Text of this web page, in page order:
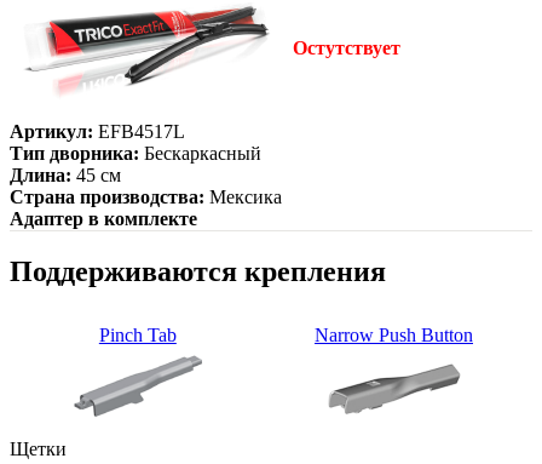
Остутствует
Артикул: EFB4517L
Тип дворника: Бескаркасный
Длина: 45 см
Страна производства: Мексика
Адаптер в комплекте
Поддерживаются крепления
Pinch Tab Narrow Push Button
Щетки